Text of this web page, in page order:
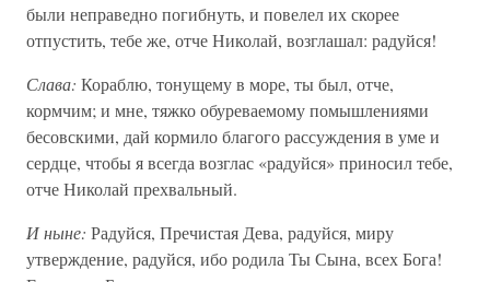
были неправедно погибнуть, и повелел их скорее
отпустить, тебе же, отче Николай, возглашал: радуйся!
Слава: Кораблю, тонущему в море, ты был, отче,
кормчим; и мне, тяжко обуреваемому помышлениями
бесовскими, дай кормило благого рассуждения в уме и
сердце, чтобы я всегда возглас «радуйся» приносил тебе,
отче Николай прехвальный.
И ныне: Радуйся, Пречистая Дева, радуйся, миру
утверждение, радуйся, ибо родила Ты Сына, всех Бога!